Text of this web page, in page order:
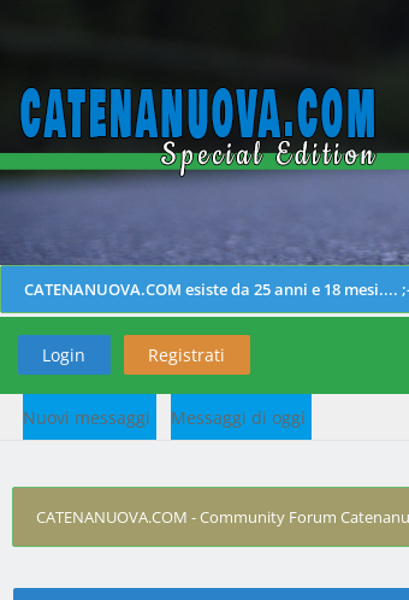
CATENANUOVA.COM esiste da 25 anni e 18 mesi....
Login Registrati
Nuovi messaggi Messaggi di oggi
CATENANUOVA.COM - Community Forum